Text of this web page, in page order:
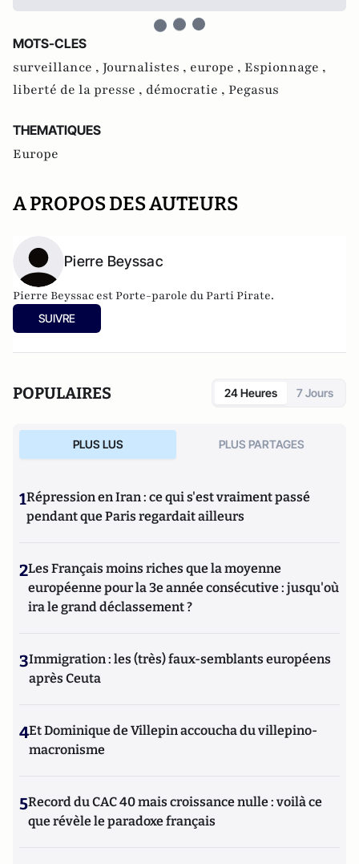
MOTS-CLES
surveillance , Journalistes , europe , Espionnage ,
liberté de la presse , démocratie , Pegasus
THEMATIQUES
Europe
A PROPOS DES AUTEURS
Pierre Beyssac
Pierre Beyssac est Porte-parole duParti Pirate.
SUIVRE
POPULAIRES 24 Heures 7 Jours
PLUS LUS PLUS PARTAGES
1Répression en Iran : ce qui s'est vraiment passé
pendant que Paris regardait ailleurs
2Les Français moins riches que la moyenne
européenne pour la 3e année consécutive : jusqu'où
ira le grand déclassement ?
3Immigration : les (très) faux-semblants européens
après Ceuta
4Et Dominique de Villepin accoucha du villepino-
macronisme
5Record du CAC 40 mais croissance nulle : voilà ce
que révèle le paradoxe français